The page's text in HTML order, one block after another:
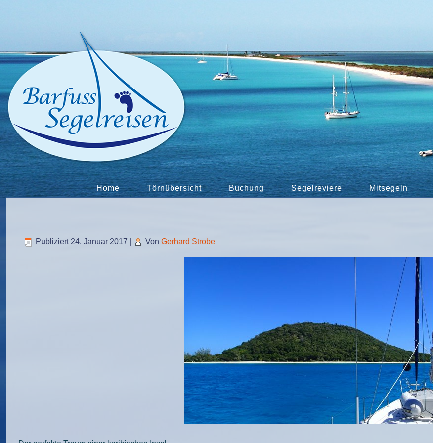
Home Törnübersicht Buchung Segelreviere Mitsegeln
Publiziert 24. Januar 2017 Von Gerhard Strobel